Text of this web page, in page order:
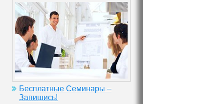
Бесплатные Семинары –
Запишись!